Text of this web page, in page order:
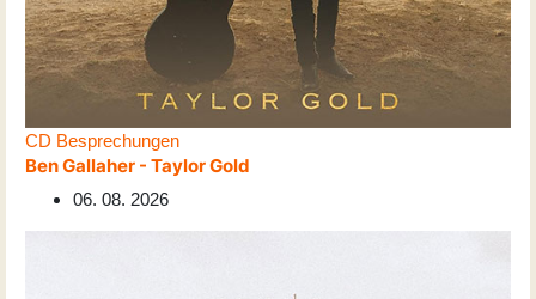
CD Besprechungen
Ben Gallaher - Taylor Gold
06. 08. 2026